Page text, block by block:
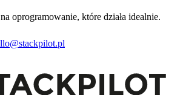
oprogramowanie, które działa idealnie.